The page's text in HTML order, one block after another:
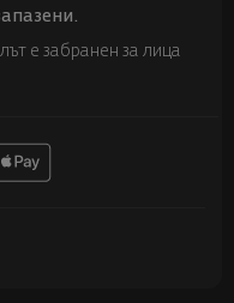
е забранен за лица